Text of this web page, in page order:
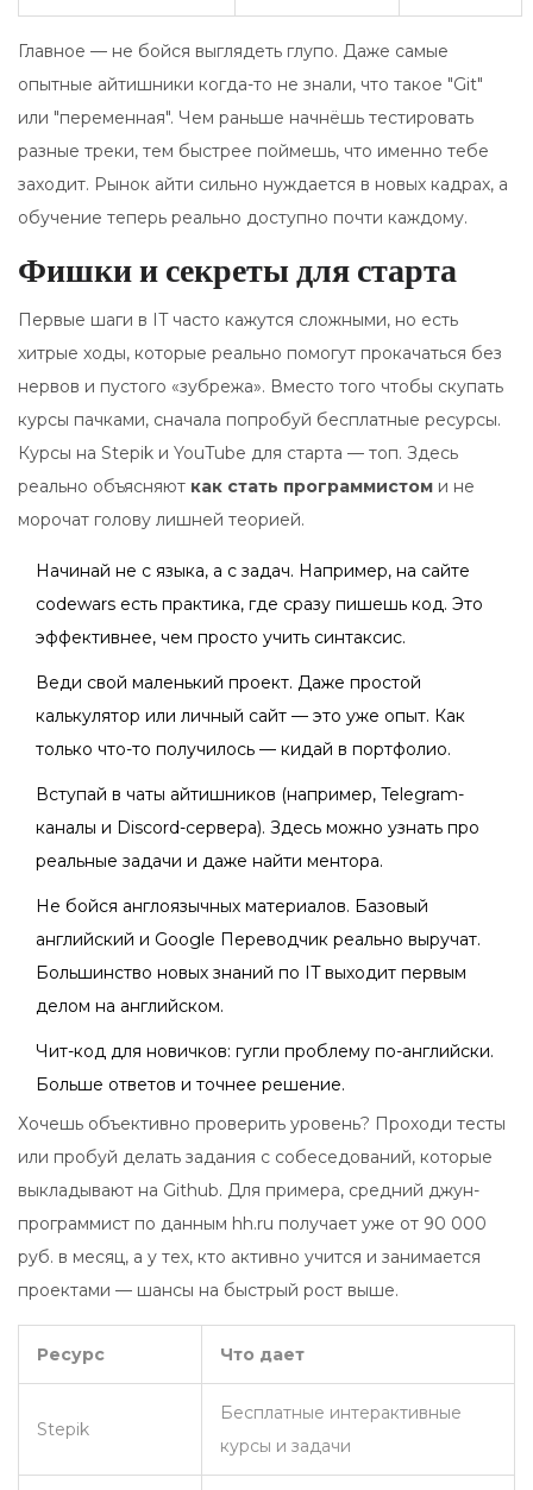
Главное — не бойся выглядеть глупо. Даже самые
опытные айтишники когда-то не знали, что такое "Git"
или "переменная". Чем раньше начнёшь тестировать
разные треки, тем быстрее поймешь, что именно тебе
заходит. Рынок айти сильно нуждается в новых кадрах, а
обучение теперь реально доступно почти каждому.
Фишки и секреты для старта
Первые шаги в IT часто кажутся сложными, но есть
хитрые ходы, которые реально помогут прокачаться без
нервов и пустого «зубрежа». Вместо того чтобы скупать
курсы пачками, сначала попробуй бесплатные ресурсы.
Курсы на Stepik и YouTube для старта — топ. Здесь
реально объясняют как стать программистом и не
морочат голову лишней теорией.
Начинай не с языка, а с задач. Например, на сайте
codewars есть практика, где сразу пишешь код. Это
эффективнее, чем просто учить синтаксис.
Веди свой маленький проект. Даже простой
калькулятор или личный сайт — это уже опыт. Как
только что-то получилось — кидай в портфолио.
Вступай в чаты айтишников (например, Telegram-
каналы и Discord-сервера). Здесь можно узнать про
реальные задачи и даже найти ментора.
Не бойся англоязычных материалов. Базовый
английский и Google Переводчик реально выручат.
Большинство новых знаний по IT выходит первым
делом на английском.
Чит-код для новичков: гугли проблему по-английски.
Больше ответов и точнее решение.
Хочешь объективно проверить уровень? Проходи тесты
или пробуй делать задания с собеседований, которые
выкладывают на Github. Для примера, средний джун-
программист по данным hh.ru получает уже от 90 000
руб. в месяц, а у тех, кто активно учится и занимается
проектами — шансы на быстрый рост выше.
Ресурс Что дает
Stepik
Бесплатные интерактивные
курсы и задачи